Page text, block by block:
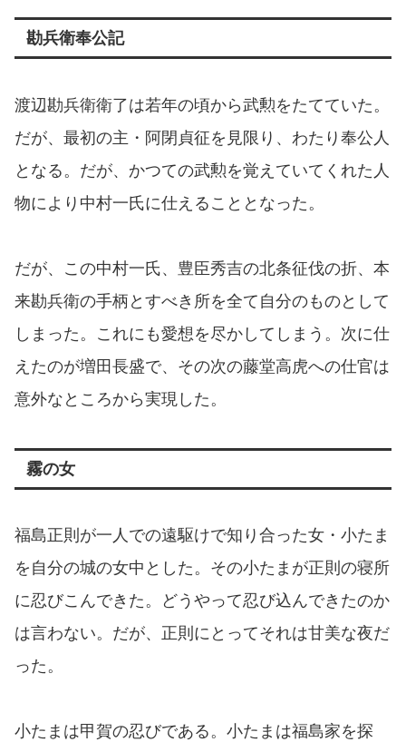
勘兵衛奉公記
渡辺勘兵衛衛了は若年の頃から武勲をたてていた。
だが、最初の主・阿閉貞征を見限り、わたり奉公人
となる。だが、かつての武勲を覚えていてくれた人
物により中村一氏に仕えることとなった。
だが、この中村一氏、豊臣秀吉の北条征伐の折、本
来勘兵衛の手柄とすべき所を全て自分のものとして
しまった。これにも愛想を尽かしてしまう。次に仕
えたのが増田長盛で、その次の藤堂高虎への仕官は
意外なところから実現した。
霧の女
福島正則が一人での遠駆けで知り合った女・小たま
を自分の城の女中とした。その小たまが正則の寝所
に忍びこんできた。どうやって忍び込んできたのか
は言わない。だが、正則にとってそれは甘美な夜だ
った。
小たまは甲賀の忍びである。小たまは福島家を探